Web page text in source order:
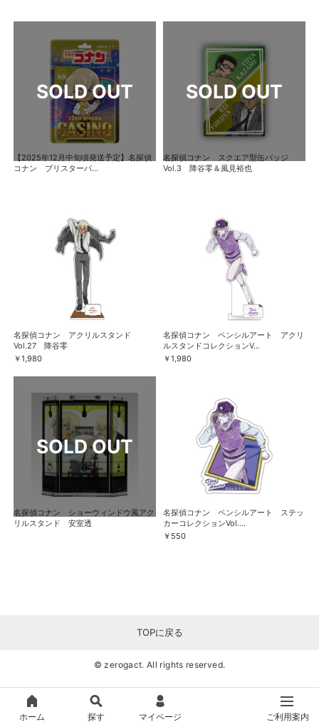
【2025年12月中旬頃発送予定】名探偵
コナン ブリスターパ...
名探偵コナン スクエア型缶バッジ
Vol.3 降谷零＆風見裕也
名探偵コナン アクリルスタンド
Vol.27 降谷零
￥1,980
名探偵コナン ペンシルアート アクリ
ルスタンドコレクションV...
￥1,980
名探偵コナン ショーウィンドウ風アク
リルスタンド 安室透
名探偵コナン ペンシルアート ステッ
カーコレクションVol....
￥550
TOPに戻る
© zerogact. All rights reserved.
ホーム 探す マイページ ご利用案内